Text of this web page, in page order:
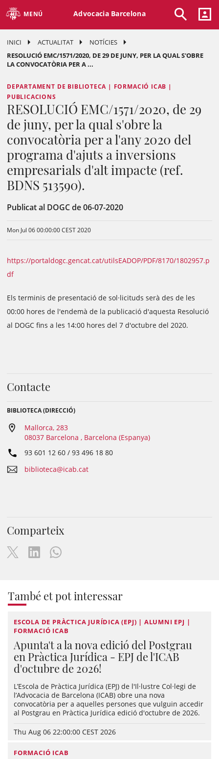
MENÚ Advocacia Barcelona
INICI ACTUALITAT
NOTÍCIES
RESOLUCIÓ EMC/1571/2020, DE 29 DE JUNY, PER LA QUAL S'OBRE
LA CONVOCATÒRIA PER A ...
DEPARTAMENT DE BIBLIOTECA | FORMACIÓ ICAB |
PUBLICACIONS
RESOLUCIÓ EMC/1571/2020, de 29
de juny, per la qual s'obre la
convocatòria per a l'any 2020 del
programa d'ajuts a inversions
empresarials d'alt impacte (ref.
BDNS 513590).
Publicat al DOGC de 06-07-2020
Mon Jul 06 00:00:00 CEST 2020
https://portaldogc.gencat.cat/utilsEADOP/PDF/8170/1802957.p
df
Els terminis de presentació de sol·licituds serà des de les
00:00 hores de l'endemà de la publicació d'aquesta Resolució
al DOGC fins a les 14:00 hores del 7 d'octubre del 2020.
Contacte
BIBLIOTECA (DIRECCIÓ)
Mallorca, 283
08037 Barcelona , Barcelona (Espanya)
93 601 12 60 / 93 496 18 80
biblioteca@icab.cat
Comparteix
També et pot interessar
ESCOLA DE PRÀCTICA JURÍDICA (EPJ) | ALUMNI EPJ |
FORMACIÓ ICAB
Apunta't a la nova edició del Postgrau
en Pràctica Jurídica - EPJ de l'ICAB
d'octubre de 2026!
L’Escola de Pràctica Jurídica (EPJ) de l'Il·lustre Col·legi de
l’Advocacia de Barcelona (ICAB) obre una nova
convocatòria per a aquelles persones que vulguin accedir
al Postgrau en Pràctica Jurídica edició d'octubre de 2026.
Thu Aug 06 22:00:00 CEST 2026
FORMACIÓ ICAB